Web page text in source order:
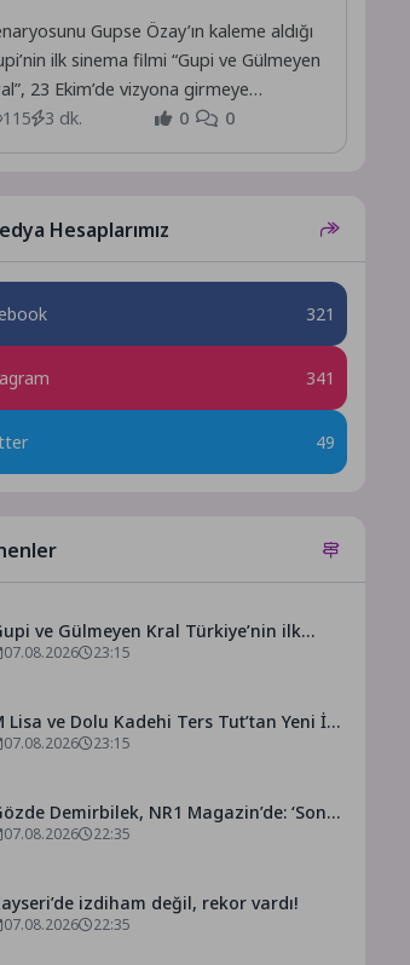
Gupse Özay’ın kaleme aldığı
ilk sinema filmi “Gupi ve Gülmeyen
23 Ekim’de vizyona girmeye
115 3 dk. 0 0
Hesaplarımız
321
341
49
ve Gülmeyen Kral Türkiye’nin ilk
animasyon filmi oluyor
07.08.2026 23:15
Lisa ve Dolu Kadehi Ters Tut’tan Yeni İş
Vişne
07.08.2026 23:15
Demirbilek, NR1 Magazin’de: ‘Son
olarak var olacağım!’
07.08.2026 22:35
izdiham değil, rekor vardı!
07.08.2026 22:35